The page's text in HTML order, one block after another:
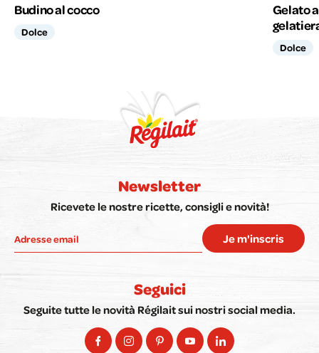
Budino al cocco
Dolce
Gelato
Dolce
Newsletter
Ricevete le nostre ricette, consigli e novità!
Je m'inscris
Seguici
Seguite tutte le novità Régilait sui nostri social media.